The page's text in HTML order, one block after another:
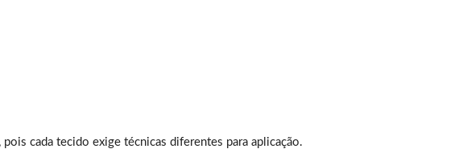
pois cada tecido exige técnicas diferentes para aplicação.